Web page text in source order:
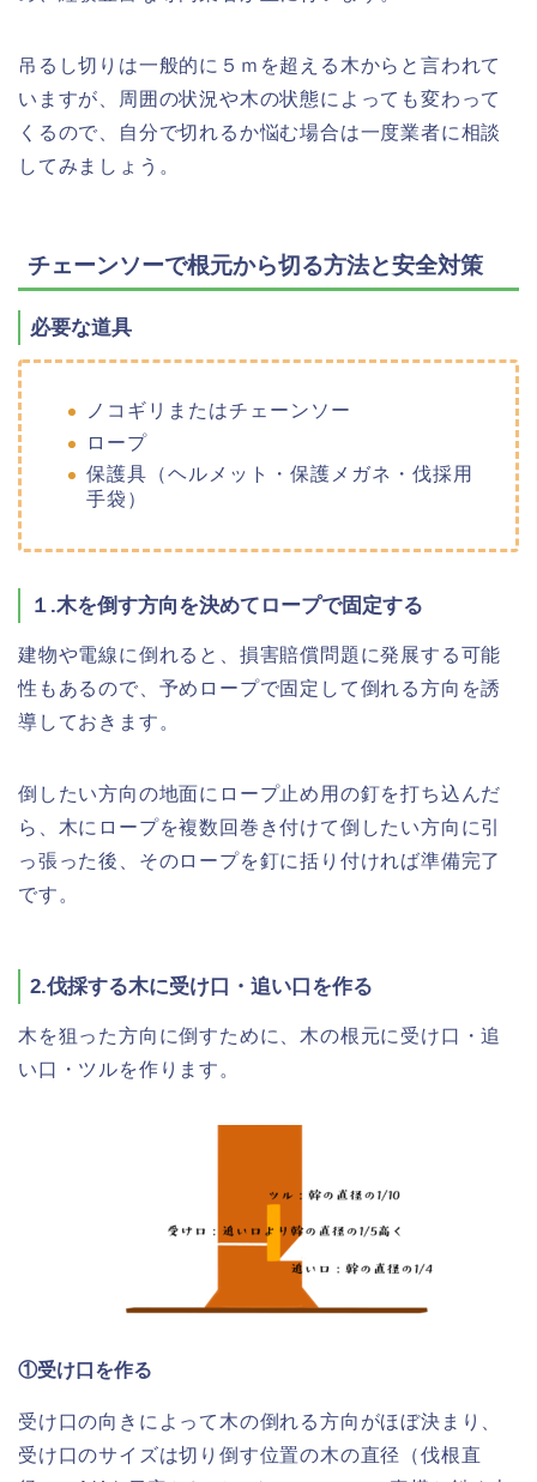
吊るし切りは一般的に５ｍを超える木からと言われて
いますが、周囲の状況や木の状態によっても変わって
くるので、自分で切れるか悩む場合は一度業者に相談
してみましょう。
チェーンソーで根元から切る方法と安全対策
必要な道具
ノコギリまたはチェーンソー
ロープ
保護具（ヘルメット・保護メガネ・伐採用
手袋）
１.木を倒す方向を決めてロープで固定する
建物や電線に倒れると、損害賠償問題に発展する可能
性もあるので、予めロープで固定して倒れる方向を誘
導しておきます。
倒したい方向の地面にロープ止め用の釘を打ち込んだ
ら、木にロープを複数回巻き付けて倒したい方向に引
っ張った後、そのロープを釘に括り付ければ準備完了
です。
2.伐採する木に受け口・追い口を作る
木を狙った方向に倒すために、木の根元に受け口・追
い口・ツルを作ります。
①受け口を作る
受け口の向きによって木の倒れる方向がほぼ決まり、
受け口のサイズは切り倒す位置の木の直径（伐根直